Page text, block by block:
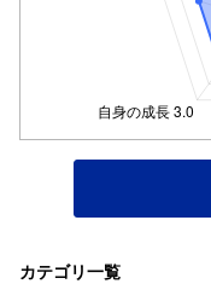
カテゴリ一覧